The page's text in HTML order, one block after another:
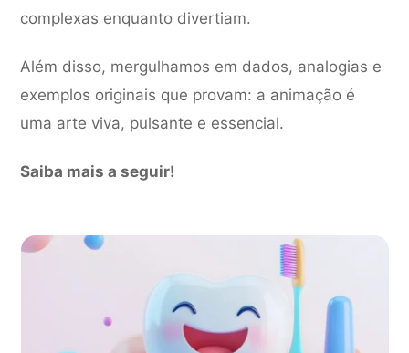
complexas enquanto divertiam.
Além disso, mergulhamos em dados, analogias e
exemplos originais que provam: a animação é
uma arte viva, pulsante e essencial.
Saiba mais a seguir!